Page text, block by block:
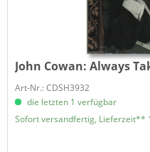
John Cowan: Always
Art-Nr.: CDSH3932
die letzten 1 verfügbar
Sofort versandfertig, Lieferzeit**